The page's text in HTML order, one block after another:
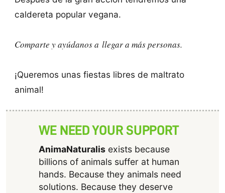
caldereta popular vegana.
Comparte y ayúdanos a llegar a más personas.
¡Queremos unas fiestas libres de maltrato
animal!
WE NEED YOUR SUPPORT
AnimaNaturalisexists because
billions of animals suffer at human
hands. Because they animals need
solutions. Because they deserve